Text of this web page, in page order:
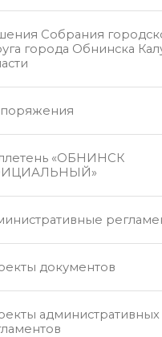
Собрания
города Обнинска
«ОБНИНСК
документов
административных